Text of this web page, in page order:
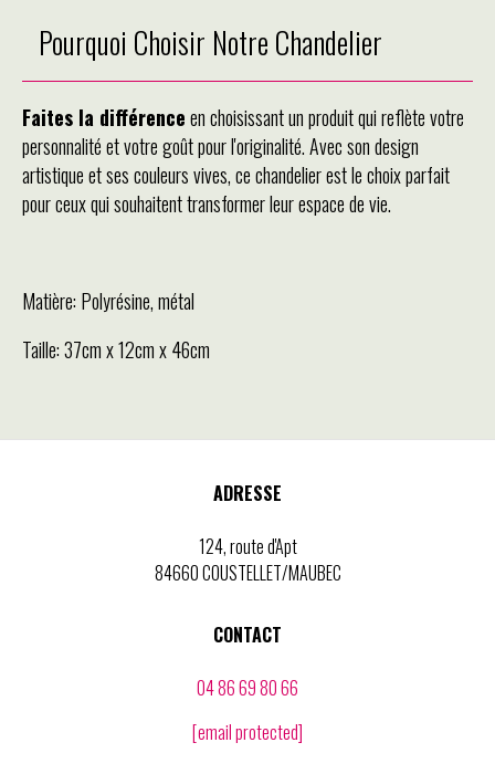
Pourquoi Choisir Notre Chandelier
Faites la différenceen choisissant un produit qui reflète votre
personnalité et votre goût pour l'originalité. Avec son design
artistique et ses couleurs vives, ce chandelier est le choix parfait
pour ceux qui souhaitent transformer leur espace de vie.
Matière: Polyrésine, métal
Taille: 37cm x 12cm x 46cm
ADRESSE
124, route d'Apt
84660 COUSTELLET/MAUBEC
CONTACT
04 86 69 80 66
[email protected]